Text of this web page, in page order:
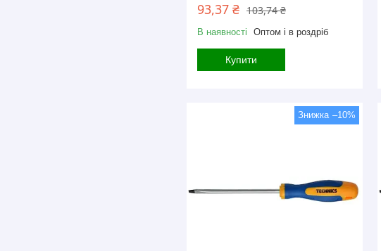
103,74 ₴
93,37 ₴
В наявності Оптом і в роздріб
Купити
–10%